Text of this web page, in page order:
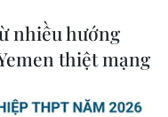
nhiều hướng
thiệt mạng